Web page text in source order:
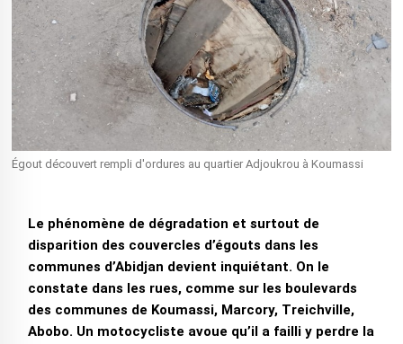
Égout découvert rempli d'ordures au quartier Adjoukrou à Koumassi
Le phénomène de dégradation et surtout de
disparition des couvercles d’égouts dans les
communes d’Abidjan devient inquiétant. On le
constate dans les rues, comme sur les boulevards
des communes de Koumassi, Marcory, Treichville,
Abobo. Un motocycliste avoue qu’il a failli y perdre la